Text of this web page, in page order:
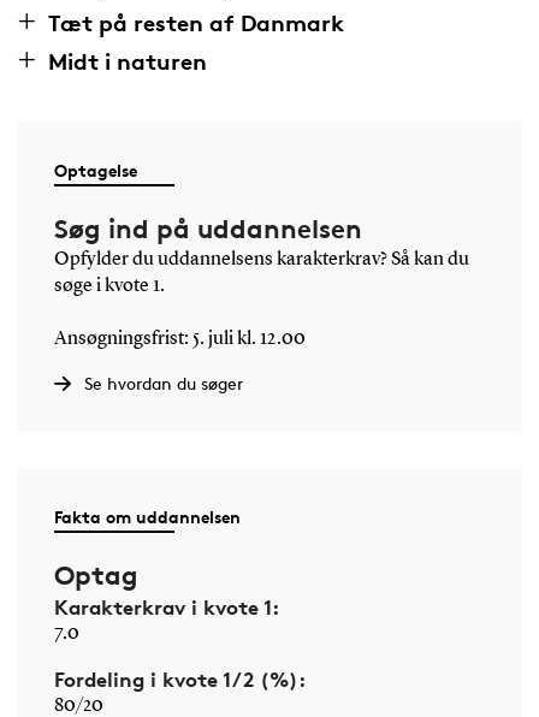
Tæt på resten af Danmark
Midt i naturen
Optagelse
Søg ind på uddannelsen
Opfylder du uddannelsens karakterkrav? Så kan du
søge i kvote 1.
Ansøgningsfrist: 5. juli kl. 12.00
Se hvordan du søger
Fakta om uddannelsen
Optag
Karakterkrav i kvote 1:
7.0
Fordeling i kvote 1/2 (%):
80/20